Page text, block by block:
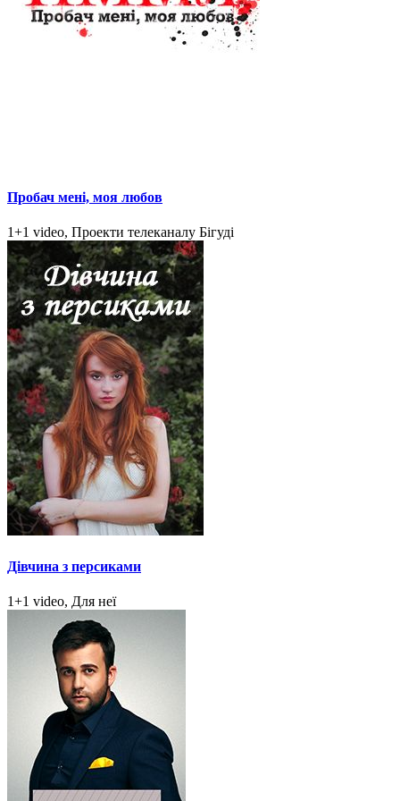
Пробач мені, моя любов
1+1 video, Проекти телеканалу Бігуді
Дівчина з персиками
1+1 video, Для неї